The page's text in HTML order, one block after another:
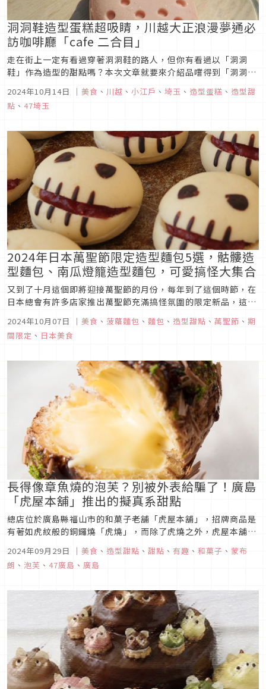
洞洞鞋造型蛋糕超吸睛，川越大正浪漫夢通必
訪咖啡廳「cafe 二合目」
走在街上一定有看過穿著洞洞鞋的路人，但你有看過以「洞洞
鞋」作為造型的甜點嗎？本次文章就要來介紹品嚐得到「洞洞鞋
「cafe二合目」，來到小江戶「川越」觀光時，不妨順道走一趟
這家咖啡廳吧！
2024年10月14日 ｜ 美食 、 川越 、 小江戶 、 埼玉 、 造型蛋糕 、 造型甜
點 、 47埼玉
2024年日本萬聖節限定造型麵包5選，骷髏造
型麵包、南瓜燈籠造型麵包，可愛搞怪大集合
又到了十月這個即將迎接萬聖節的月份，每年到了這個時節，在
日本總會有許多店家推出萬聖節充滿搞怪氛圍的限定新品，這次
型麵包，一起來看看有哪些充滿萬聖節氛圍的搞怪造型吧！
2024年10月07日 ｜ 美食 、 菠蘿麵包 、 麵包 、 造型甜點 、 萬聖節 、 期
間限定 、 日本美食
長得像章魚燒的泡芙？別被外表給騙了！廣島
「虎屋本舖」推出的擬真系甜點
總店位於廣島縣福山市的和菓子老舖「虎屋本舖」，招牌商品是
有著如虎紋般的銅鑼燒「虎燒」，而除了虎燒之外，虎屋本舖還
下所推出的「擬真系甜點」（そっくりスイーツ），這系列甜點
最大的特色，就是把各個甜點做成特色小吃或是其他餐點的外
2024年09月29日 ｜ 美食 、 造型甜點 、 甜點 、 有趣 、 和菓子 、 蒙布
朗 、 泡芙 、 47廣島 、 廣島